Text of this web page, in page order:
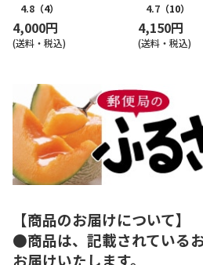
4.8 （4）
4,000円
(送料・税込)
4.7 （10）
4,150円
(送料・税込)
【商品のお届けについて】
●商品は、記載されている
お届けいたします。